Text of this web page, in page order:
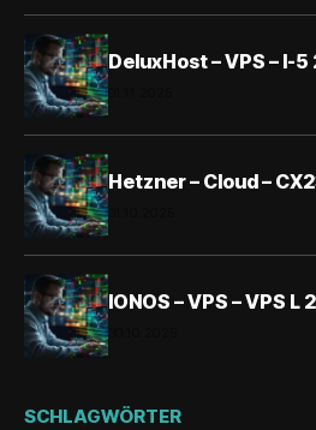
DeluxHost – VPS – I-
Hetzner – Cloud –
IONOS – VPS – VPS
SCHLAGWÖRTER